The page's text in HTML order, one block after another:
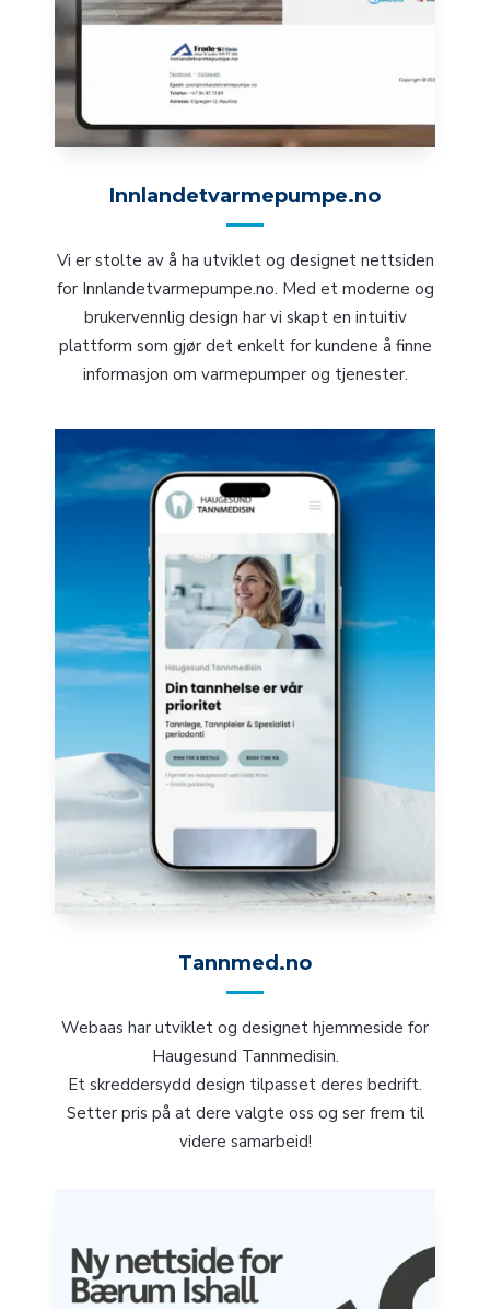
Innlandetvarmepumpe.no
Vi er stolte av å ha utviklet og designet nettsiden
for Innlandetvarmepumpe.no. Med et moderne og
brukervennlig design har vi skapt en intuitiv
plattform som gjør det enkelt for kundene å finne
informasjon om varmepumper og tjenester.
Tannmed.no
Webaas har utviklet og designet hjemmeside for
Haugesund Tannmedisin.
Et skreddersydd design tilpasset deres bedrift.
Setter pris på at dere valgte oss og ser frem til
videre samarbeid!